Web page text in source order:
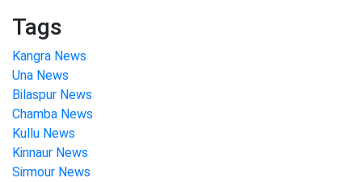
Tags
Kangra News
Una News
Bilaspur News
Chamba News
Kullu News
Kinnaur News
Sirmour News